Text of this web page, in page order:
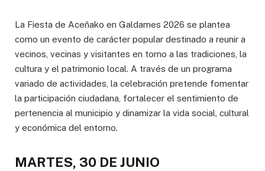
La Fiesta de Aceñako en Galdames 2026 se plantea
como un evento de carácter popular destinado a reunir a
vecinos, vecinas y visitantes en torno a las tradiciones, la
cultura y el patrimonio local. A través de un programa
variado de actividades, la celebración pretende fomentar
la participación ciudadana, fortalecer el sentimiento de
pertenencia al municipio y dinamizar la vida social, cultural
y económica del entorno.
MARTES, 30 DE JUNIO